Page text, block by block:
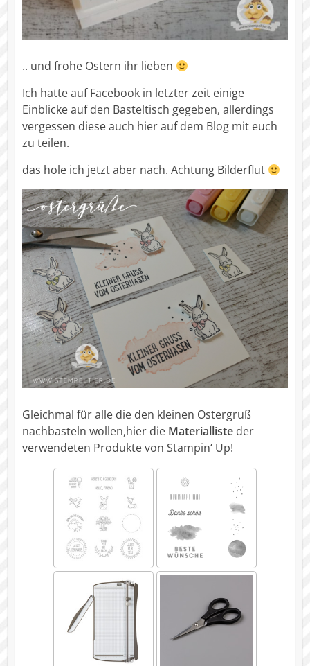
.. und frohe Ostern ihr lieben
Ich hatte auf Facebook in letzter zeit einige
Einblicke auf den Basteltisch gegeben, allerdings
vergessen diese auch hier auf dem Blog mit euch
zu teilen.
das hole ich jetzt aber nach. Achtung Bilderflut
Gleichmal für alle die den kleinen Ostergruß
nachbasteln wollen,hier die Materialliste der
verwendeten Produkte von Stampin‘ Up!